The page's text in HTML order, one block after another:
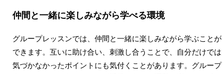
仲間と一緒に楽しみながら学べる環境
グループレッスンでは、仲間と一緒に楽しみながら学ぶことが
できます。互いに助け合い、刺激し合うことで、自分だけでは
気づかなかったポイントにも気付くことがあります。グループ